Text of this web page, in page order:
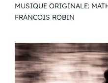
MUSIQUE ORIGINALE:
FRANCOIS ROBIN